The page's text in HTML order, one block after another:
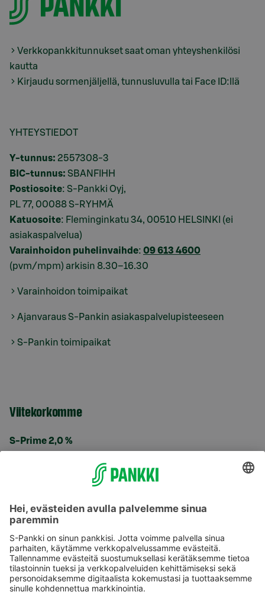
Verkkopankkitunnukset saat oman yhteyshenkilösi
kautta
Kirjaudu sormenjäljellä, tunnusluvulla tai Face ID:llä
YHTEYSTIEDOT
Y-tunnus: 2557308-3
BIC-tunnus: SBANFIHH
Postiosoite: S-Pankki Oyj,
PL 77, 00088 S-RYHMÄ
Katuosoite: Fleminginkatu 34, 00510 HELSINKI (ei
asiakaspalvelua)
Varainhoidon puhelinvaihde: 09 613 4600
(pvm/mpm) arkisin 8.30–16.30
Varainhoidon toimipaikat
Ajanvaraus S-Pankin asiakaspalvelupisteeseen
S-Pankin toimipaikat
Viitekorkomme
S-Prime 2,0 %
Käyttöehdot